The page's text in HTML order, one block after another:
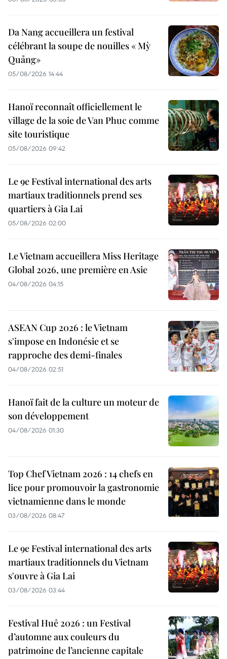
Da Nang accueillera un festival
célébrant la soupe de nouilles « Mỳ
Quảng»
05/08/2026 14:44
Hanoï reconnaît officiellement le
village de la soie de Van Phuc comme
site touristique
05/08/2026 09:42
Le 9e Festival international des arts
martiaux traditionnels prend ses
quartiers à Gia Lai
05/08/2026 02:00
Le Vietnam accueillera Miss Heritage
Global 2026, une première en Asie
04/08/2026 04:15
ASEAN Cup 2026 : le Vietnam
s'impose en Indonésie et se
rapproche des demi-finales
04/08/2026 02:51
Hanoï fait de la culture un moteur de
son développement
04/08/2026 01:30
Top Chef Vietnam 2026 : 14 chefs en
lice pour promouvoir la gastronomie
vietnamienne dans le monde
03/08/2026 08:47
Le 9e Festival international des arts
martiaux traditionnels du Vietnam
s'ouvre à Gia Lai
03/08/2026 03:44
Festival Huê 2026 : un Festival
d’automne aux couleurs du
patrimoine de l’ancienne capitale